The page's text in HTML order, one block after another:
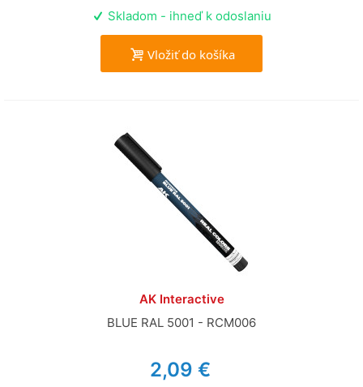
Skladom - ihneď k odoslaniu
Vložiť do košíka
AK Interactive
BLUE RAL 5001 - RCM006
2,09 €